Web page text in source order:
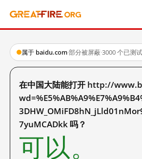
属于 baidu.com·部分被屏蔽·3000 个已测
在中国大陆能打开 http://
7yuMCADkk 吗？
可以。